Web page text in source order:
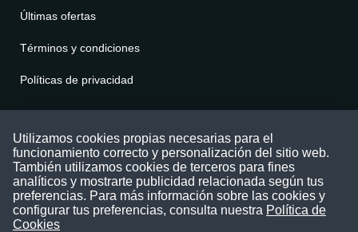
Últimas ofertas
Términos y condiciones
Políticas de privacidad
Puede comunicarse con nosotros a través
nuestras redes sociales o del correo:
contacto@convocatoriasdetrabajo.com
Siguenos en:
Utilizamos cookies propias necesarias para el
funcionamiento correcto y personalización del sitio web.
También utilizamos cookies de terceros para fines
analíticos y mostrarte publicidad relacionada según tus
preferencias. Para más información sobre las cookies y
configurar tus preferencias, consulta nuestra Política de
Cookies